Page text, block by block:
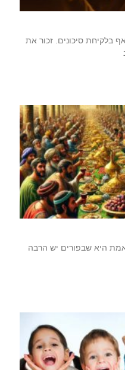
משנכנס‭ ‬אדר‭ ‬מרבים‭… ‬בשמחה‭… ‬ואף‭ ‬בלקיחת‭ ‬סיכונים‭.‬ זכור‭ ‬את‭
היא שבפורים יש הרבה